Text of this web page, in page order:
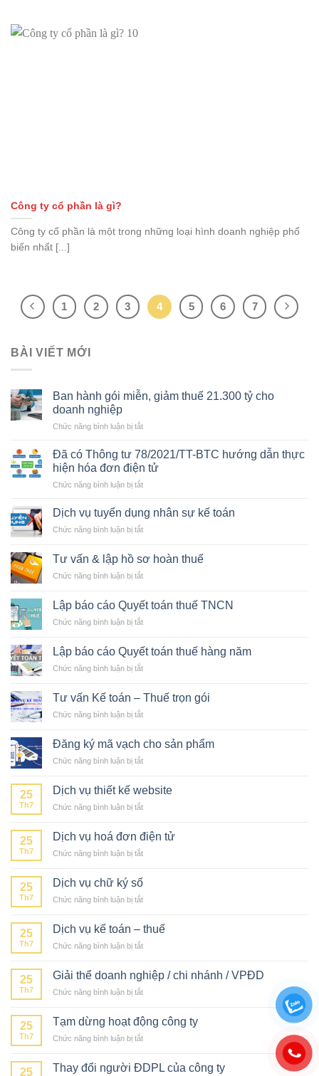
Công ty cổ phần là gì?
Công ty cổ phần là một trong những loại hình doanh nghiệp phổ
biến nhất [...]
1 2 3 4 5 6 7
BÀI VIẾT MỚI
Ban hành gói miễn, giảm thuế 21.300 tỷ cho
doanh nghiệp
Chức năng bình luận bị tắtở
hành
miễn,
giảm
21.300
cho
nghiệp
Đã có Thông tư 78/2021/TT-BTC hướng dẫn thực
hiện hóa đơn điện tử
Chức năng bình luận bị tắtở
Thông
tư
BTC
dẫn
hiện
tử
Dịch vụ tuyển dụng nhân sự kế toán
Chức năng bình luận bị tắtở
tuyển
dụng
sự
toán
Tư vấn & lập hồ sơ hoàn thuế
Chức năng bình luận bị tắtở
vấn
&
lập
sơ
thuế
Lập báo cáo Quyết toán thuế TNCN
Chức năng bình luận bị tắtở
báo
cáo
Quyết
thuế
Lập báo cáo Quyết toán thuế hàng năm
Chức năng bình luận bị tắtở
báo
cáo
Quyết
thuế
năm
Tư vấn Kế toán – Thuế trọn gói
Chức năng bình luận bị tắtở
vấn
Kế
toán
Thuế
gói
Đăng ký mã vạch cho sản phẩm
Chức năng bình luận bị tắtở
ký
mã
vạch
sản
phẩm
25
Th7
Dịch vụ thiết kế website
Chức năng bình luận bị tắtở
vụ
thiết
kế
25
Th7
Dịch vụ hoá đơn điện tử
Chức năng bình luận bị tắtở
vụ
đơn
tử
25
Th7
Dịch vụ chữ ký số
Chức năng bình luận bị tắtở
vụ
chữ
ký
25
Th7
Dịch vụ kế toán – thuế
Chức năng bình luận bị tắtở
vụ
kế
toán
thuế
25
Th7
Giải thể doanh nghiệp / chi nhánh / VPĐD
Chức năng bình luận bị tắtở
thể
doanh
nghiệp
chi
25
Th7
Tạm dừng hoạt động công ty
Chức năng bình luận bị tắtở
dừng
hoạt
25 Thay đổi người ĐDPL của công ty